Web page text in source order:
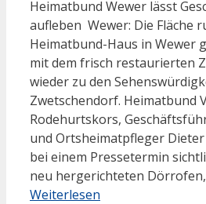
Heimatbund Wewer lässt
aufleben Wewer: Die Fläche
Heimatbund-Haus in Wewer
mit dem frisch restaurierten
wieder zu den
Zwetschendorf. Heimatbund
Rodehurtskors,
und Ortsheimatpfleger
bei einem Pressetermin
neu hergerichteten
Weiterlesen